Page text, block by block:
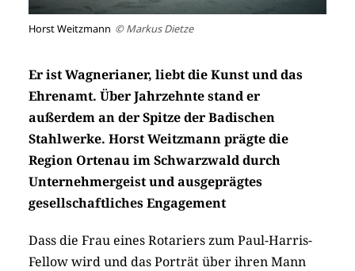
Horst Weitzmann © Markus Dietze
Er ist Wagnerianer, liebt die Kunst und das
Ehrenamt. Über Jahrzehnte stand er
außerdem an der Spitze der Badischen
Stahlwerke. Horst Weitzmann prägte die
Region Ortenau im Schwarzwald durch
Unternehmergeist und ausgeprägtes
gesellschaftliches Engagement
Dass die Frau eines Rotariers zum Paul-Harris-
Fellow wird und das Porträt über ihren Mann